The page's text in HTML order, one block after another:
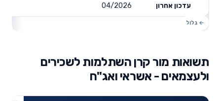
עדכון אחרון 04/2026
תשואות מור קרן השתלמות לשכירים
ולעצמאים - אשראי ואג"ח